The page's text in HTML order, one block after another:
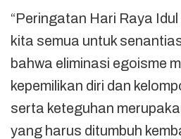
“Peringatan Hari Raya
kita semua untuk
bahwa eliminasi egoisme
kepemilikan diri dan
serta keteguhan
yang harus ditumbuh